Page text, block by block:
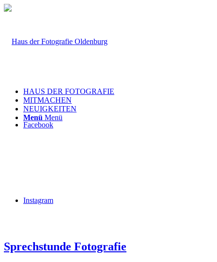
Facebook
Instagram
HAUS DER FOTOGRAFIE
MITMACHEN
NEUIGKEITEN
Menü Menü
Sprechstunde Fotografie